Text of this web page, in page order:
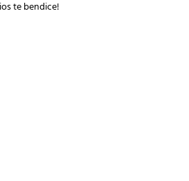
te bendice!